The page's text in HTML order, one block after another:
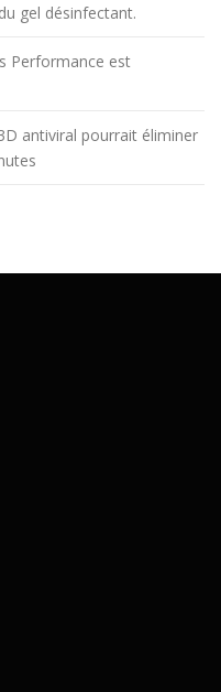
gel désinfectant.
Performance est
antiviral pourrait éliminer